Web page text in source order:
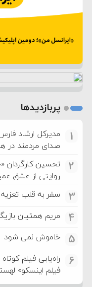
پربازدیدها
1
مدیرکل ارشاد
صدای مردمند در
2
تحسین کارگردان
روایتی از عشق
3 سفر به قلب تعزیه لامرد از
4 مریم همتیان
5 خاموش نمی شود
6
راه‌یابی فیلم
فیلم اینسکو»